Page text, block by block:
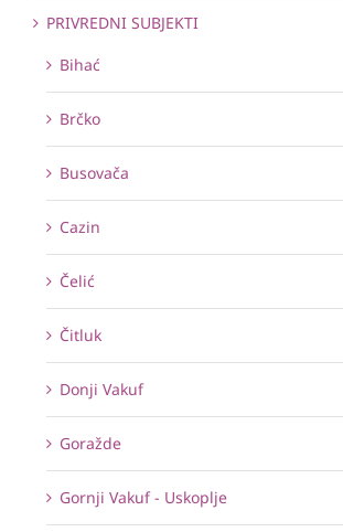
PRIVREDNI SUBJEKTI
Bihać
Brčko
Busovača
Cazin
Čelić
Čitluk
Donji Vakuf
Goražde
Gornji Vakuf - Uskoplje